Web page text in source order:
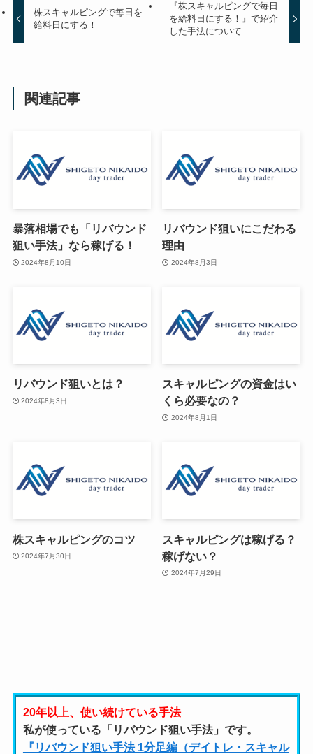
株スキャルピングで毎日を
給料日にする！
『株スキャルピングで毎日
を給料日にする！』で紹介
した手法について
関連記事
暴落相場でも「リバウンド
狙い手法」なら稼げる！
2024年8月10日
リバウンド狙いにこだわる
理由
2024年8月3日
リバウンド狙いとは？
2024年8月3日
スキャルピングの資金はい
くら必要なの？
2024年8月1日
株スキャルピングのコツ
2024年7月30日
スキャルピングは稼げる？
稼げない？
2024年7月29日
20年以上、使い続けている手法
私が使っている「リバウンド狙い手法」です。
『リバウンド狙い手法 1分足編（デイトレ・スキャル